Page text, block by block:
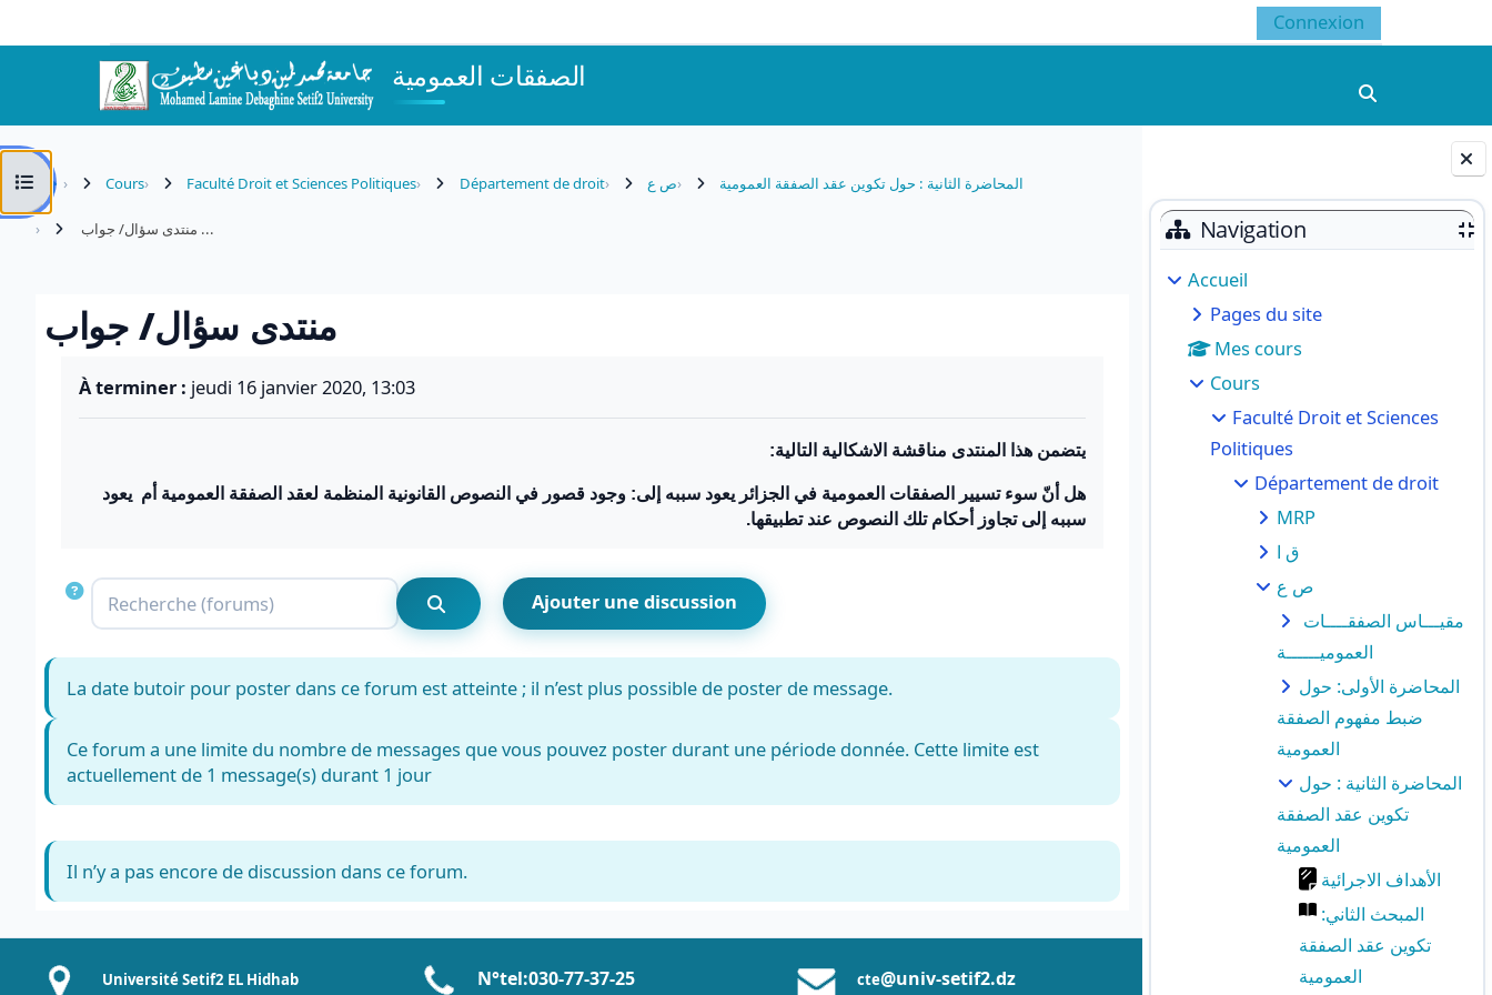
BlocsNavigation
Accueil
Pages du site
Mes cours
Cours
Faculté Droit et Sciences
Politiques
Département de droit
MRP
ق ا
ص ع
العموميــــــة
المحاضرة الأولى: حول
ضبط مفهوم الصفقة
العمومية
المحاضرة الثانية : حول
تكوين عقد الصفقة
العمومية
الأهداف الاجرائية
المبحث الثاني:
تكوين عقد الصفقة
العمومية
Connexion
الصفقات العمومية
Ouvrir l’index du cours
Cours Faculté Droit et Sciences Politiques Département de droit ص ع المحاضرة الثانية : حول تكوين عقد الصفقة العمومية
منتدى سؤال/ جواب ...
منتدى سؤال/ جواب
À terminer : jeudi 16 janvier 2020, 13:03
يتضمن هذا المنتدى مناقشة الاشكالية التالية:
هل أنّ سوء تسيير الصفقات العمومية في الجزائر يعود سببه إلى: وجود قصور في النصوص القانونية المنظمة لعقد الصفقة العمومية أم يعود
سببه إلى تجاوز أحكام تلك النصوص عند تطبيقها.
Recherche (forums)
Recherche (forums)
Ajouter une discussion
La date butoir pour poster dans ce forum est atteinte ; il n’est plus possible de poster de message.
Ce forum a une limite du nombre de messages que vous pouvez poster durant une période donnée. Cette limite est
actuellement de 1 message(s) durant 1 jour
Il n’y a pas encore de discussion dans ce forum.
Université Setif2 EL Hidhab N°tel:030-77-37-25 cte@univ-setif2.dz